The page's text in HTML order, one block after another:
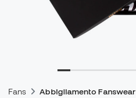
Fans Abbigliamento Fanswear